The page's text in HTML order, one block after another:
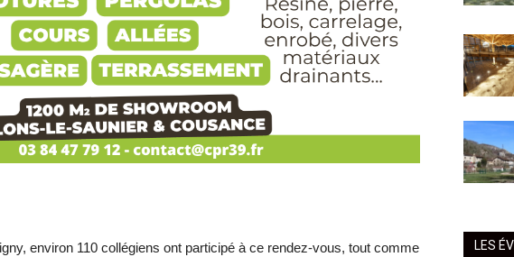
environ 110 collégiens ont participé à ce rendez-vous, tout comme
LES